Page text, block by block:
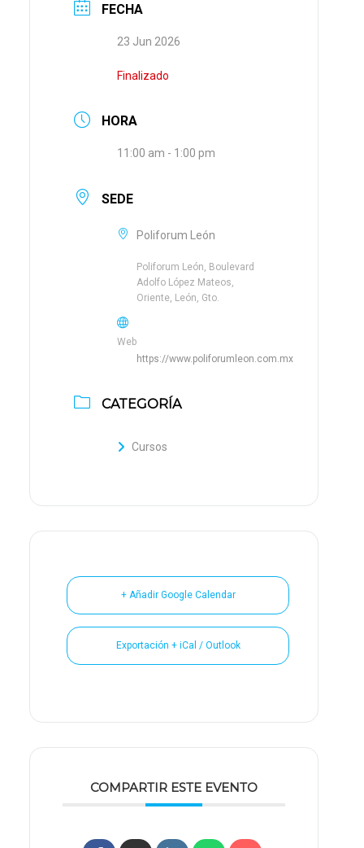
FECHA
23 Jun 2026
Finalizado
HORA
11:00 am - 1:00 pm
SEDE
Poliforum León
Poliforum León, Boulevard
Adolfo López Mateos,
Oriente, León, Gto.
Web
https://www.poliforumleon.com.mx
CATEGORÍA
Cursos
+ Añadir Google Calendar
Exportación + iCal / Outlook
COMPARTIR ESTE EVENTO